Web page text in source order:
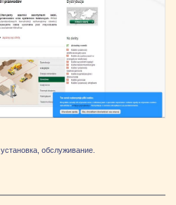
обслуживание.